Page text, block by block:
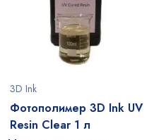
3D Ink
Фотополимер 3D Ink UV
Resin Clear 1 л